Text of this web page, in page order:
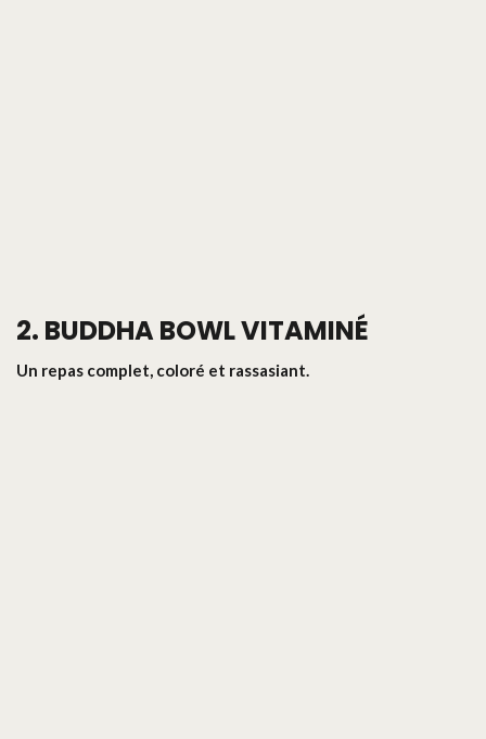
2. BUDDHA BOWL VITAMINÉ
Un repas complet, coloré et rassasiant.